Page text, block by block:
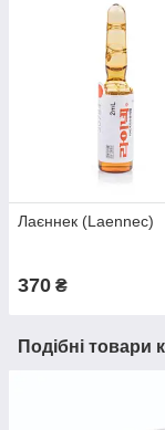
Лаєннек (Laennec)
370 ₴
Подібні товари